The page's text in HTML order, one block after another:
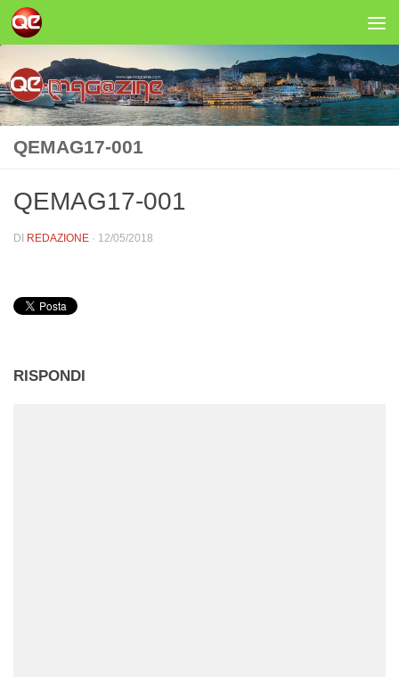
Salta al contenuto
QEMAG17-001
QEMAG17-001
DI REDAZIONE · 12/05/2018
RISPONDI